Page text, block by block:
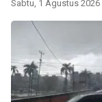
Sabtu, 1 Agustus 2026